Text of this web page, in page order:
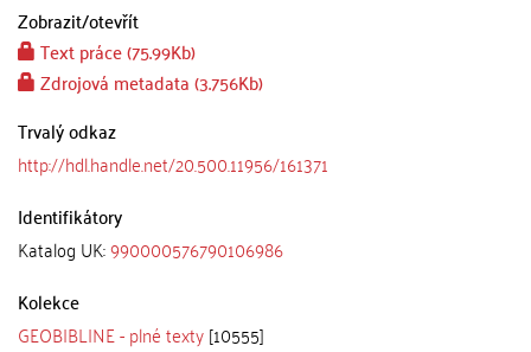
Zobrazit/otevřít
Text práce (75.99Kb)
Zdrojová metadata (3.756Kb)
Trvalý odkaz
http://hdl.handle.net/20.500.11956/161371
Identifikátory
Katalog UK:990000576790106986
Kolekce
GEOBIBLINE - plné texty[10555]